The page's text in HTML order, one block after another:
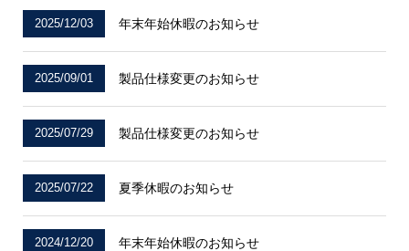
2025/12/03 年末年始休暇のお知らせ
2025/09/01 製品仕様変更のお知らせ
2025/07/29 製品仕様変更のお知らせ
2025/07/22 夏季休暇のお知らせ
2024/12/20 年末年始休暇のお知らせ